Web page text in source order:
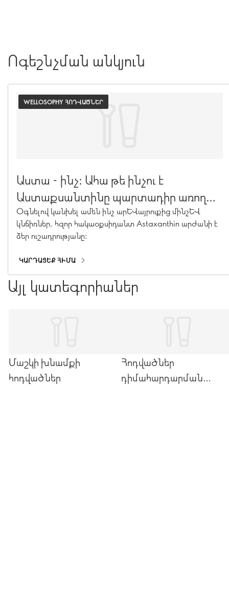
Ոգեշնչման անկյուն
WELLOSOPHY ՀՈԴՎԱԾՆԵՐ
Աստա - ինչ: Ահա թե ինչու է
Աստաքսանտինը պարտադիր առողջ
մաշկի համար
Օգնելով կանխել ամեն ինչ արևայրուքից մինչև
կնճիռներ, հզոր հակաօքսիդանտ Astaxanthin արժանի է
ձեր ուշադրությանը:
ԿԱՐԴԱՑԵՔ ՀԻՄԱ
Այլ կատեգորիաներ
Մաշկի խնամքի
հոդվածներ
Հոդվածներ
դիմահարդարման